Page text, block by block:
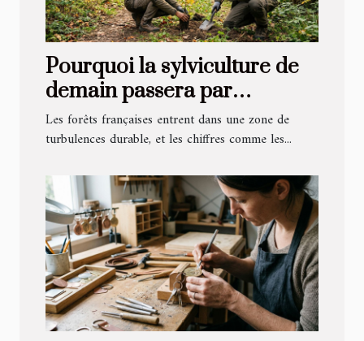
Pourquoi la sylviculture de
demain passera par
l’adaptation climatique
Les forêts françaises entrent dans une zone de
turbulences durable, et les chiffres comme les...